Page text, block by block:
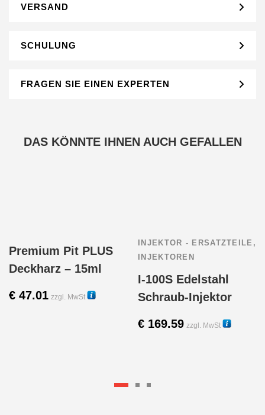
VERSAND
SCHULUNG
FRAGEN SIE EINEN EXPERTEN
DAS KÖNNTE IHNEN AUCH GEFALLEN
Premium Pit PLUS
Deckharz – 15ml
€ 47.01 zzgl. MwSt
INJEKTOR - ERSATZTEILE ,
INJEKTOREN
I-100S Edelstahl
Schraub-Injektor
€ 169.59 zzgl. MwSt